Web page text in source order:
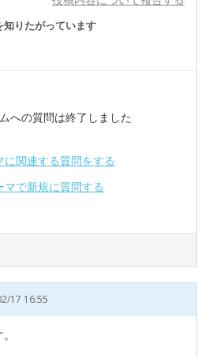
りたがっています
への質問は終了しました
に関連する質問をする
マで新規に質問する
17 16:55